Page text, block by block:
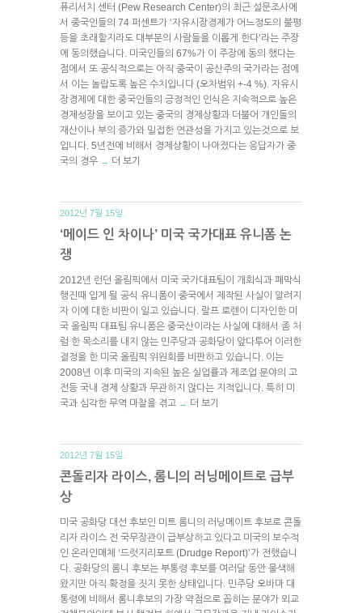
퓨리서치 센터 (Pew Research Center)의 최근 설문조사에
서 중국인들의 74 퍼센트가 ‘자유시장경제가 어느정도의 불평
등을 초래할지라도 대부분의 사람들을 이롭게 한다’라는 주장
에 동의했습니다. 미국인들의 67%가 이 주장에 동의 했다는
점에서 또 공식적으로는 아직 중국이 공산주의 국가라는 점에
서 이는 놀랍도록 높은 수치입니다 (오차범위 +-4 %). 자유시
장경제에 대한 중국인들의 긍정적인 인식은 지속적으로 높은
경제성장을 보이고 있는 중국의 경제상황과 더불어 개인들의
재산이나 부의 증가와 밀접한 연관성을 가지고 있는것으로 보
입니다. 5년전에 비해서 경제상황이 나아졌다는 응답자가 중
국의 경우 → 더 보기
2012년 7월 15일.
‘메이드 인 차이나’ 미국 국가대표 유니폼 논
쟁
2012년 런던 올림픽에서 미국 국가대표팀이 개회식과 폐막식
행진때 입게 될 공식 유니폼이 중국에서 제작된 사실이 알려지
자 이에 대한 비판이 일고 있습니다. 랄프 로렌이 디자인한 미
국 올림픽 대표팀 유니폼은 중국산이라는 사실에 대해서 좀 처
럼 한 목소리를 내지 않는 민주당과 공화당이 앞다투어 이러한
결정을 한 미국 올림픽 위원회를 비판하고 있습니다. 이는
2008년 이후 미국의 지속된 높은 실업률과 제조업 분야의 고
전등 국내 경제 상황과 무관하지 않다는 지적입니다. 특히 미
국과 심각한 무역 마찰을 겪고 → 더 보기
2012년 7월 15일.
콘돌리자 라이스, 롬니의 러닝메이트로 급부
상
미국 공화당 대선 후보인 미트 롬니의 러닝메이트 후보로 콘돌
리자 라이스 전 국무장관이 급부상하고 있다고 미국의 보수적
인 온라인매체 ‘드럿지리포트 (Drudge Report)’가 전했습니
다. 공화당의 롬니 후보는 부통령 후보를 여러달 동안 물색해
왔지만 아직 확정을 짓지 못한 상태입니다. 민주당 오바마 대
통령에 비해서 롬니후보의 가장 약점으로 꼽히는 분야가 외교